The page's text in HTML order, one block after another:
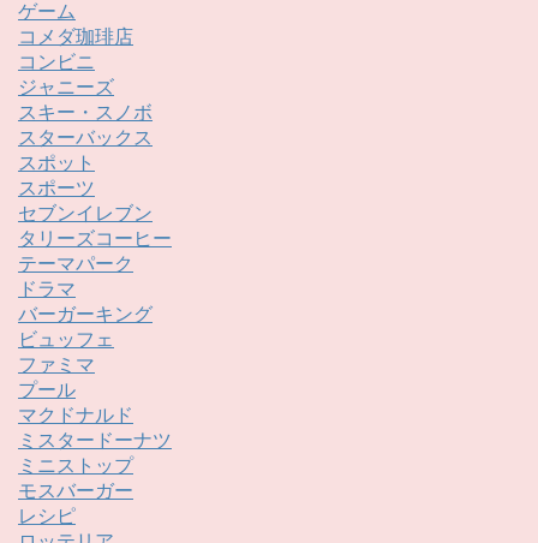
ゲーム
コメダ珈琲店
コンビニ
ジャニーズ
スキー・スノボ
スターバックス
スポット
スポーツ
セブンイレブン
タリーズコーヒー
テーマパーク
ドラマ
バーガーキング
ビュッフェ
ファミマ
プール
マクドナルド
ミスタードーナツ
ミニストップ
モスバーガー
レシピ